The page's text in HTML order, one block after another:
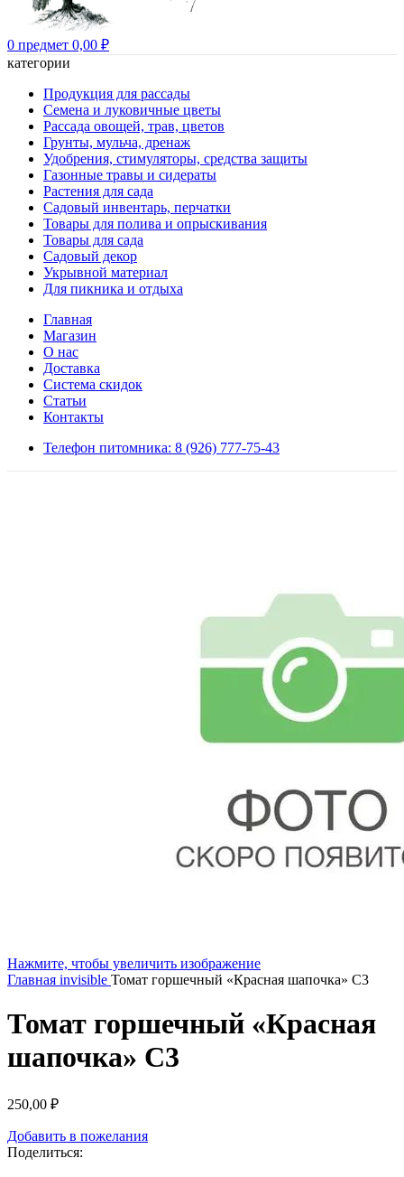
0 предмет 0,00 ₽
категории
Продукция для рассады
Семена и луковичные цветы
Рассада овощей, трав, цветов
Грунты, мульча, дренаж
Удобрения, стимуляторы, средства защиты
Газонные травы и сидераты
Растения для сада
Садовый инвентарь, перчатки
Товары для полива и опрыскивания
Товары для сада
Садовый декор
Укрывной материал
Для пикника и отдыха
Главная
Магазин
О нас
Доставка
Система скидок
Статьи
Контакты
Телефон питомника: 8 (926) 777-75-43
Нажмите, чтобы увеличить изображение
Главная invisible Томат горшечный «Красная шапочка» С3
Томат горшечный «Красная
шапочка» С3
250,00 ₽
Добавить в пожелания
Поделиться: